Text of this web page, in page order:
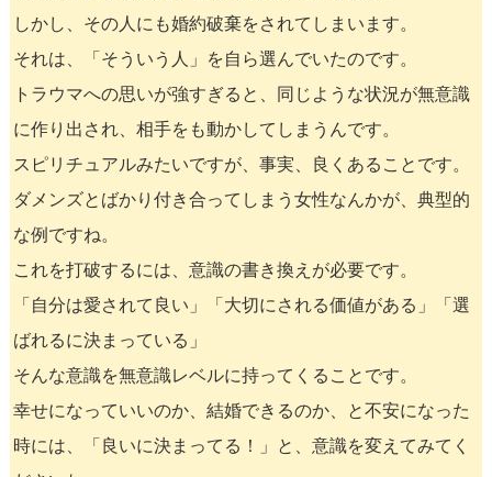
しかし、その人にも婚約破棄をされてしまいます。
それは、「そういう人」を自ら選んでいたのです。
トラウマへの思いが強すぎると、同じような状況が無意識
に作り出され、相手をも動かしてしまうんです。
スピリチュアルみたいですが、事実、良くあることです。
ダメンズとばかり付き合ってしまう女性なんかが、典型的
な例ですね。
これを打破するには、意識の書き換えが必要です。
「自分は愛されて良い」「大切にされる価値がある」「選
ばれるに決まっている」
そんな意識を無意識レベルに持ってくることです。
幸せになっていいのか、結婚できるのか、と不安になった
時には、「良いに決まってる！」と、意識を変えてみてく